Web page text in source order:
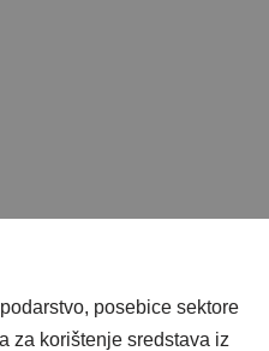
posebice sektore
za korištenje sredstava iz